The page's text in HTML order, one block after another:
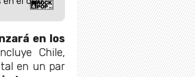
en los
Chile,
en un par